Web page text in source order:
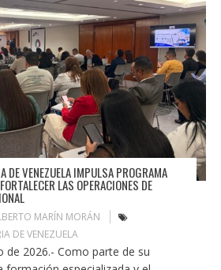
DE VENEZUELA IMPULSA PROGRAMA
LAS OPERACIONES DE
MARÍN MORÁN
DE VENEZUELA
de 2026.- Como parte de su